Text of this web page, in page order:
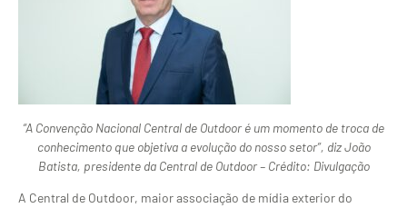
“A Convenção Nacional Central de Outdoor é um momento de troca de
conhecimento que objetiva a evolução do nosso setor”, diz João
Batista, presidente da Central de Outdoor – Crédito: Divulgação
A Central de Outdoor, maior associação de mídia exterior do